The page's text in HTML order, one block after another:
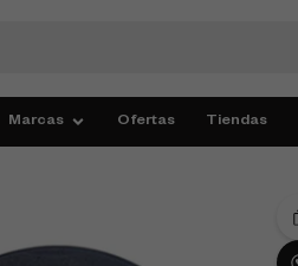
Marcas Ofertas Tiendas